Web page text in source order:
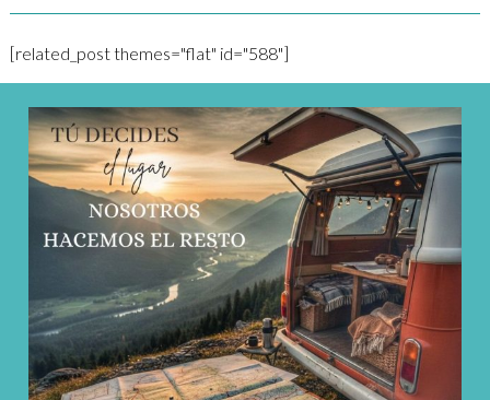
[related_post themes="flat" id="588"]